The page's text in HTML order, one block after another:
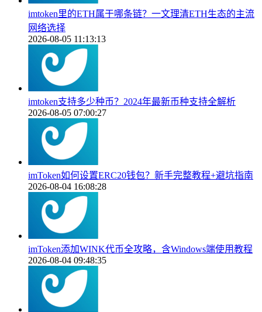
imtoken里的ETH属于哪条链？一文理清ETH生态的主流
网络选择
2026-08-05 11:13:13
imtoken支持多少种币？2024年最新币种支持全解析
2026-08-05 07:00:27
imToken如何设置ERC20钱包？新手完整教程+避坑指南
2026-08-04 16:08:28
imToken添加WINK代币全攻略，含Windows端使用教程
2026-08-04 09:48:35